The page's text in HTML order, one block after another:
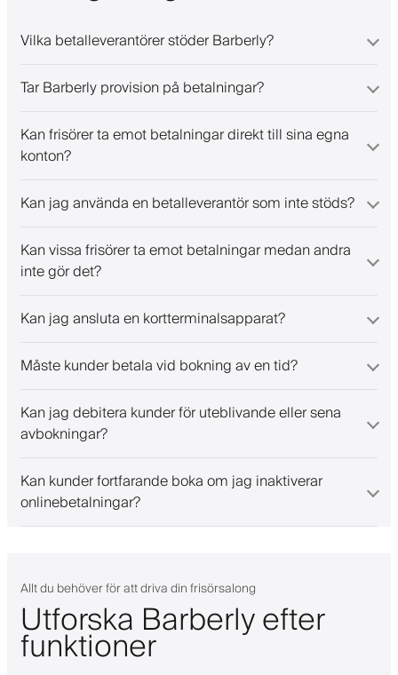
Vilka betalleverantörer stöder Barberly?
Tar Barberly provision på betalningar?
Kan frisörer ta emot betalningar direkt till sina egna
konton?
Kan jag använda en betalleverantör som inte stöds?
Kan vissa frisörer ta emot betalningar medan andra
inte gör det?
Kan jag ansluta en kortterminalsapparat?
Måste kunder betala vid bokning av en tid?
Kan jag debitera kunder för uteblivande eller sena
avbokningar?
Kan kunder fortfarande boka om jag inaktiverar
onlinebetalningar?
Allt du behöver för att driva din frisörsalong
Utforska Barberly efter
funktioner